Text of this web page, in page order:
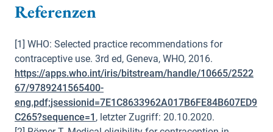
Referenzen
[1] WHO: Selected practice recommendations for
contraceptive use. 3rd ed, Geneva, WHO, 2016.
https://apps.who.int/iris/bitstream/handle/10665/2522
67/9789241565400-
eng.pdf;jsessionid=7E1C8633962A017B6FE84B607ED9
C265?sequence=1 , letzter Zugriff: 20.10.2020.